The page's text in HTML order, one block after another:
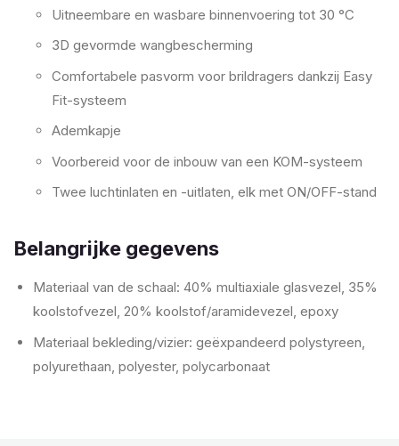
Uitneembare en wasbare binnenvoering tot 30 °C
3D gevormde wangbescherming
Comfortabele pasvorm voor brildragers dankzij Easy
Fit-systeem
Ademkapje
Voorbereid voor de inbouw van een KOM-systeem
Twee luchtinlaten en -uitlaten, elk met ON/OFF-stand
Belangrijke gegevens
Materiaal van de schaal: 40% multiaxiale glasvezel, 35%
koolstofvezel, 20% koolstof/aramidevezel, epoxy
Materiaal bekleding/vizier: geëxpandeerd polystyreen,
polyurethaan, polyester, polycarbonaat